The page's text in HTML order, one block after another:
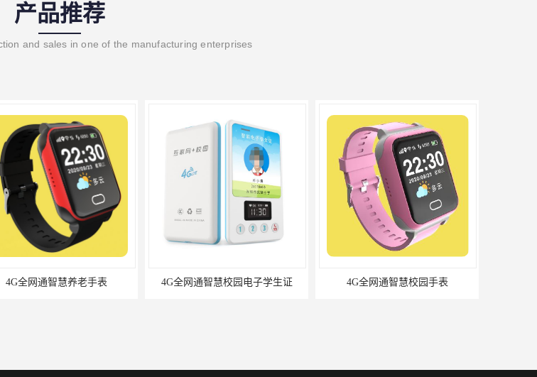
产品推荐
and sales in one of the manufacturing enterprises
全网通智慧校园电子学生证 4G全网通智慧校园手表 4G全网通智慧养老手环